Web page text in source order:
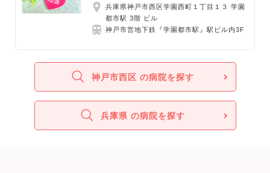
兵庫県神戸市西区学園西町１丁目１３ 学園
都市駅 3階 ビル
神戸市営地下鉄『学園都市駅』駅ビル内3F
神戸市西区 の病院を探す
兵庫県 の病院を探す